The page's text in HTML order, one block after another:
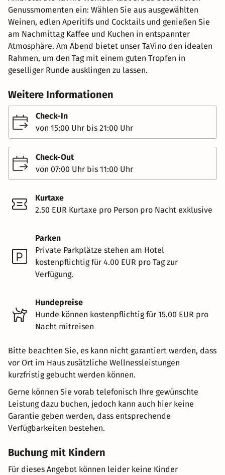
Genussmomenten ein: Wählen Sie aus ausgewählten
Weinen, edlen Aperitifs und Cocktails und genießen Sie
am Nachmittag Kaffee und Kuchen in entspannter
Atmosphäre. Am Abend bietet unser TaVino den idealen
Rahmen, um den Tag mit einem guten Tropfen in
geselliger Runde ausklingen zu lassen.
Weitere Informationen
Check-In
von 15:00 Uhr bis 21:00 Uhr
Check-Out
von 07:00 Uhr bis 11:00 Uhr
Kurtaxe
2.50 EUR Kurtaxe pro Person pro Nacht exklusive
Parken
Private Parkplätze stehen am Hotel
kostenpflichtig für 4.00 EUR pro Tag zur
Verfügung.
Hundepreise
Hunde können kostenpflichtig für 15.00 EUR pro
Nacht mitreisen
Bitte beachten Sie, es kann nicht garantiert werden, dass
vor Ort im Haus zusätzliche Wellnessleistungen
kurzfristig gebucht werden können.
Gerne können Sie vorab telefonisch Ihre gewünschte
Leistung dazu buchen, jedoch kann auch hier keine
Garantie geben werden, dass entsprechende
Verfügbarkeiten bestehen.
Buchung mit Kindern
Für dieses Angebot können leider keine Kinder